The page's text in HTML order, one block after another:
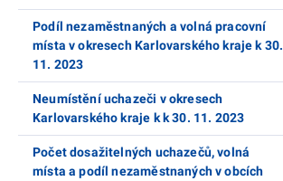
Podíl nezaměstnaných a volná pracovní
místa v okresech Karlovarského kraje k 30.
11. 2023
Neumístění uchazeči v okresech
Karlovarského kraje k k 30. 11. 2023
Počet dosažitelných uchazečů, volná
místa a podíl nezaměstnaných v obcích